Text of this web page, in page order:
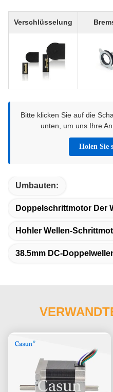
Verschlüsselung
Bitte klicken Sie auf die
unten, um uns Ihre
Holen Sie
Umbauten:
Doppelschrittmotor Der
Hohler Wellen-
38.5mm DC-